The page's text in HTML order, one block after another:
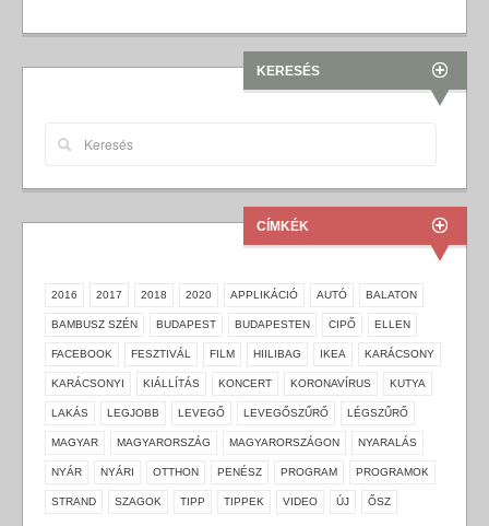
KERESÉS
CÍMKÉK
2016 2017 2018 2020 APPLIKÁCIÓ AUTÓ BALATON
BAMBUSZ SZÉN BUDAPEST BUDAPESTEN CIPŐ ELLEN
FACEBOOK FESZTIVÁL FILM HIILIBAG IKEA KARÁCSONY
KARÁCSONYI KIÁLLÍTÁS KONCERT KORONAVÍRUS KUTYA
LAKÁS LEGJOBB LEVEGŐ LEVEGŐSZŰRŐ LÉGSZŰRŐ
MAGYAR MAGYARORSZÁG MAGYARORSZÁGON NYARALÁS
NYÁR NYÁRI OTTHON PENÉSZ PROGRAM PROGRAMOK
STRAND SZAGOK TIPP TIPPEK VIDEO ÚJ ŐSZ